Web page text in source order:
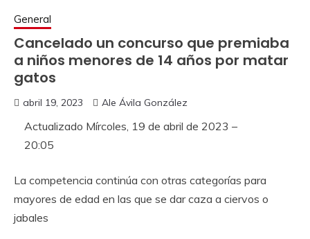
General
Cancelado un concurso que premiaba
a niños menores de 14 años por matar
gatos
abril 19, 2023 Ale Ávila González
Actualizado Mírcoles, 19 de abril de 2023 –
20:05
La competencia continúa con otras categorías para
mayores de edad en las que se dar caza a ciervos o
jabales